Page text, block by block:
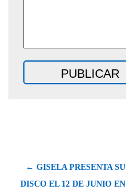
← GISELA PRESENTA SU
DISCO EL 12 DE JUNIO EN